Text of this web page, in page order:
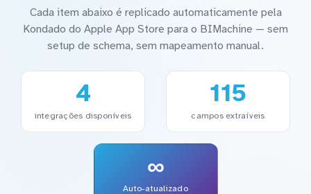
Cada item abaixo é replicado automaticamente pela
Kondado do Apple App Store para o BIMachine — sem
setup de schema, sem mapeamento manual.
4
integrações disponíveis
115
campos extraíveis
∞
Auto-atualizado